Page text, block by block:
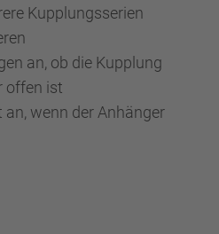
Kupplungsserien
an, ob die Kupplung
offen ist
an, wenn der Anhänger